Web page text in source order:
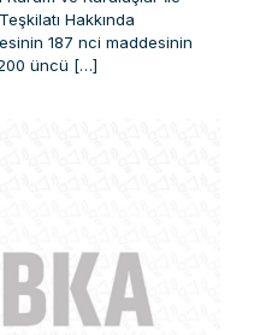
Hakkında
187 nci maddesinin
üncü […]